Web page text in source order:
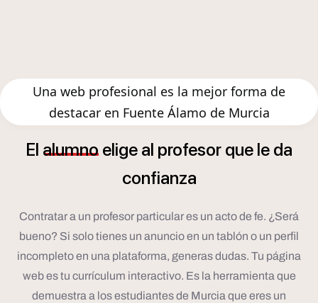
Una web profesional es la mejor forma de
destacar en Fuente Álamo de Murcia
El alumno elige al profesor que le da
confianza
Contratar a un profesor particular es un acto de fe. ¿Será
bueno? Si solo tienes un anuncio en un tablón o un perfil
incompleto en una plataforma, generas dudas. Tu página
web es tu currículum interactivo. Es la herramienta que
demuestra a los estudiantes de Murcia que eres un